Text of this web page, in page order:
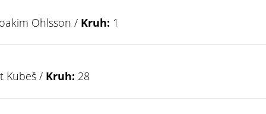
Ohlsson / Kruh: 1
Kubeš / Kruh: 28